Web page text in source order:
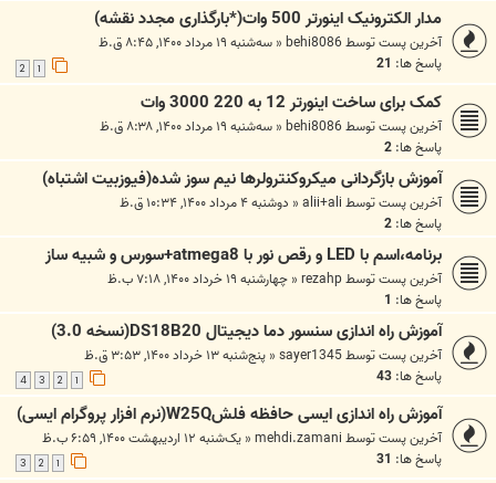
مدار الکترونیک اینورتر 500 وات(*بارگذاری مجدد نقشه)
آخرین پست توسط behi8086
« سه‌شنبه ۱۹ مرداد ۱۴۰۰, ۸:۴۵ ق.ظ
پاسخ ها: 21
1
2
کمک برای ساخت اینورتر 12 به 220 3000 وات
آخرین پست توسط behi8086
« سه‌شنبه ۱۹ مرداد ۱۴۰۰, ۸:۳۸ ق.ظ
پاسخ ها: 2
آموزش بازگردانی میکروکنترولرها نیم سوز شده(فیوزبیت اشتباه)
آخرین پست توسط alii+ali
« دوشنبه ۴ مرداد ۱۴۰۰, ۱۰:۳۴ ق.ظ
پاسخ ها: 2
برنامه،اسم با LED و رقص نور با atmega8+سورس و شبیه ساز
آخرین پست توسطrezahp
« چهارشنبه ۱۹ خرداد ۱۴۰۰, ۷:۱۸ ب.ظ
پاسخ ها: 1
آموزش راه اندازی سنسور دما دیجیتال DS18B20(نسخه 3.0)
آخرین پست توسطsayer1345
« پنج‌شنبه ۱۳ خرداد ۱۴۰۰, ۳:۵۳ ق.ظ
پاسخ ها: 43
1
2
3
4
آموزش راه اندازی ایسی حافظه فلشW25Q(نرم افزار پروگرام ایسی)
آخرین پست توسط mehdi.zamani
« یک‌شنبه ۱۲ اردیبهشت ۱۴۰۰, ۶:۵۹ ب.ظ
پاسخ ها: 31
1
2
3